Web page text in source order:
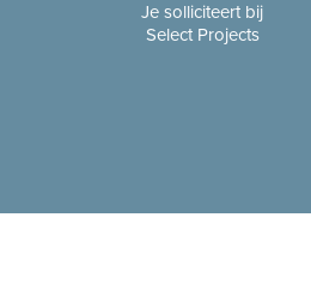
Je solliciteert bij
Select Projects